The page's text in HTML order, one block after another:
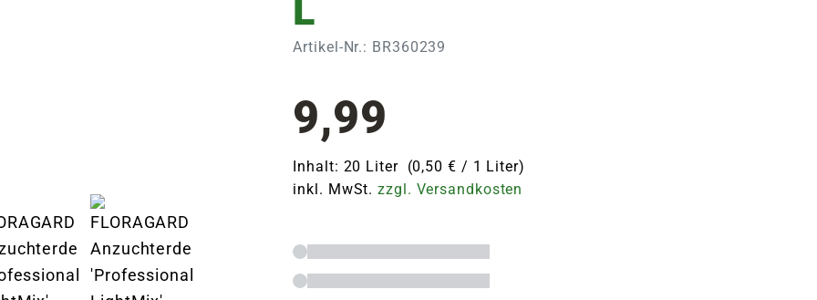
L
Artikel-Nr.: BR360239
9,99
Inhalt: 20 Liter (0,50 € / 1 Liter)
inkl. MwSt.zzgl. Versandkosten